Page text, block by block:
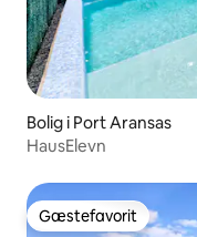
Bolig i Port Aransas
HausElevn
Gæstefavorit
Gæstefavorit